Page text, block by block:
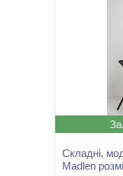
Складні,
Madlen